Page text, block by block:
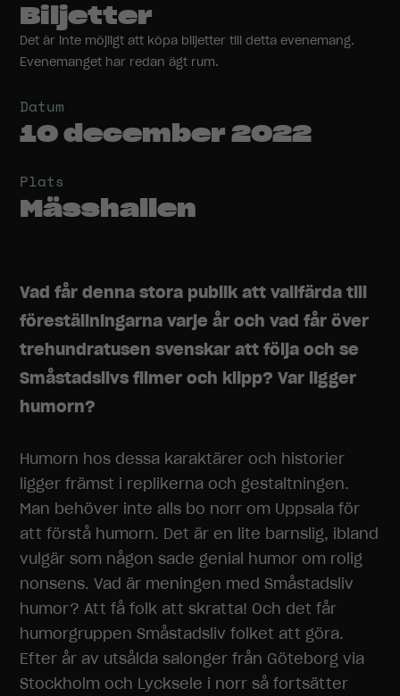
Biljetter
Det är inte möjligt att köpa biljetter till detta evenemang.
Evenemanget har redan ägt rum.
Datum
10 december 2022
Plats
Mässhallen
Vad får denna stora publik att vallfärda till
föreställningarna varje år och vad får över
trehundratusen svenskar att följa och se
Småstadslivs filmer och klipp? Var ligger
humorn?
Humorn hos dessa karaktärer och historier
ligger främst i replikerna och gestaltningen.
Man behöver inte alls bo norr om Uppsala för
att förstå humorn. Det är en lite barnslig, ibland
vulgär som någon sade genial humor om rolig
nonsens. Vad är meningen med Småstadsliv
humor? Att få folk att skratta! Och det får
humorgruppen Småstadsliv folket att göra.
Efter år av utsålda salonger från Göteborg via
Stockholm och Lycksele i norr så fortsätter